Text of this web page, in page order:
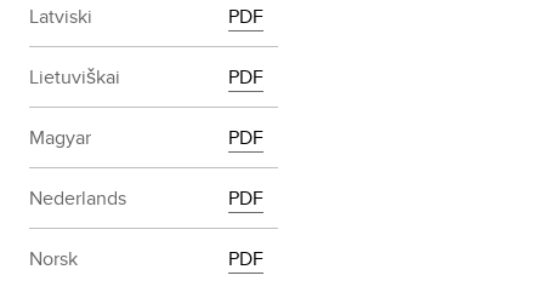
Latviski PDF
Lietuviškai PDF
Magyar PDF
Nederlands PDF
Norsk PDF